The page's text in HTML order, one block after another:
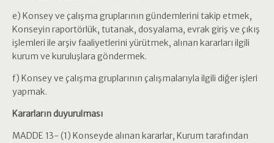
e) Konsey ve çalışma gruplarının gündemlerini takip etmek,
Konseyin raportörlük, tutanak, dosyalama, evrak giriş ve çıkış
işlemleri ile arşiv faaliyetlerini yürütmek, alınan kararları ilgili
kurum ve kuruluşlara göndermek.
f) Konsey ve çalışma gruplarının çalışmalarıyla ilgili diğer işleri
yapmak.
Kararların duyurulması
MADDE 13- (1) Konseyde alınan kararlar, Kurum tarafından